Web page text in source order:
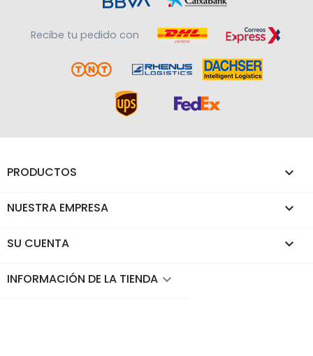
Recibe tu pedido con
PRODUCTOS 
NUESTRA EMPRESA 
SU CUENTA 
INFORMACIÓN DE LA TIENDA keyboard_arrow_down